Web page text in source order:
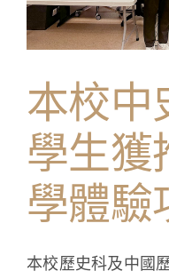
中
本校中
學生獲
學體驗
本校歷史科及中國